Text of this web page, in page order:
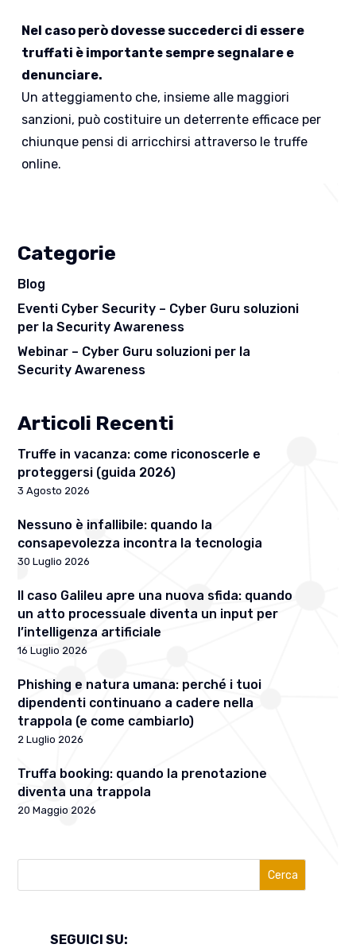
Categorie
Blog
Eventi Cyber Security – Cyber Guru soluzioni
per la Security Awareness
Webinar – Cyber Guru soluzioni per la
Security Awareness
Articoli Recenti
Truffe in vacanza: come riconoscerle e
proteggersi (guida 2026)
3 Agosto 2026
Nessuno è infallibile: quando la
consapevolezza incontra la tecnologia
30 Luglio 2026
Il caso Galileu apre una nuova sfida: quando
un atto processuale diventa un input per
l’intelligenza artificiale
16 Luglio 2026
Phishing e natura umana: perché i tuoi
dipendenti continuano a cadere nella
trappola (e come cambiarlo)
2 Luglio 2026
Truffa booking: quando la prenotazione
diventa una trappola
20 Maggio 2026
Cerca
SEGUICI SU:
Nel caso però dovesse succederci di essere
truffati è importante sempre segnalare e
denunciare.
Un atteggiamento che, insieme alle maggiori
sanzioni, può costituire un deterrente efficace per
chiunque pensi di arricchirsi attraverso le truffe
online.